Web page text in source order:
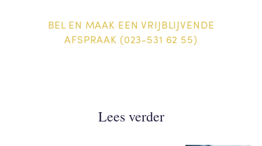
BEL EN MAAK EEN VRIJBLIJVENDE
AFSPRAAK (023-531 62 55)
Lees verder